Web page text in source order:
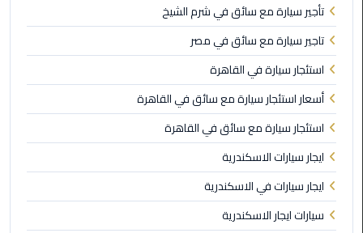
ايجار
سيارات
مرسيدس
سيارات
ليموزين
الاسكندرية
ايجار
سيارات
بالسائق
تأجير سيارة مع سائق في شرم الشيخ
تاجير سيارة مع سائق في مصر
استئجار سيارة في القاهرة
أسعار استئجار سيارة مع سائق في القاهرة
استئجار سيارة مع سائق في القاهرة
ايجار سيارات الاسكندرية
ايجار سيارات في الاسكندرية
سيارات ايجار الاسكندرية